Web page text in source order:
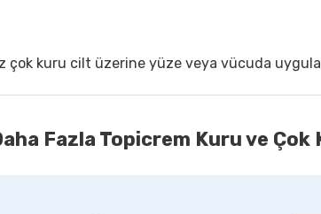
çok kuru cilt üzerine yüze veya vücuda
Fazla Topicrem Kuru ve